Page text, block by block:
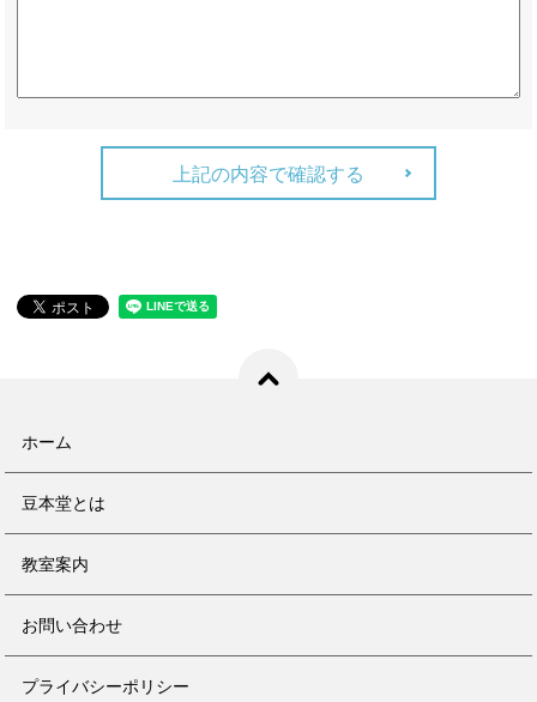
上記の内容で確認する
ホーム
豆本堂とは
教室案内
お問い合わせ
プライバシーポリシー